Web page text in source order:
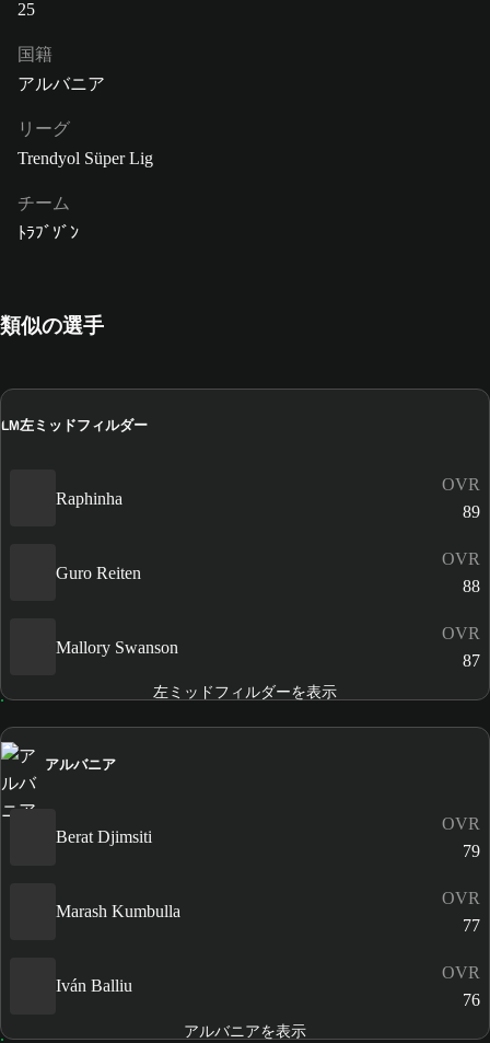
25
国籍
アルバニア
リーグ
Trendyol Süper Lig
チーム
ﾄﾗﾌﾞｿﾞﾝ
類似の選手
LM左ミッドフィルダー
Raphinha
OVR
89
Guro Reiten
OVR
88
Mallory Swanson
OVR
87
左ミッドフィルダーを表示
アルバニア
Berat Djimsiti
OVR
79
Marash Kumbulla
OVR
77
Iván Balliu
OVR
76
アルバニアを表示